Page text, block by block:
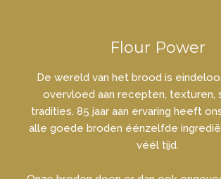
Flour Power
De wereld van het brood is
overvloed aan recepten, texturen,
tradities. 85 jaar aan ervaring heeft
alle goede broden éénzelfde
véél tijd.